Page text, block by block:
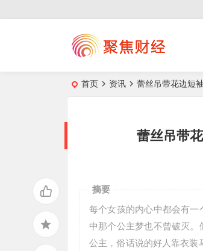
首页 资讯 蕾丝吊带花边短
蕾丝吊带
摘要
每个女孩的内心中都会有
中那个公主梦也不曾破灭
公主，俗话说的好人靠衣装